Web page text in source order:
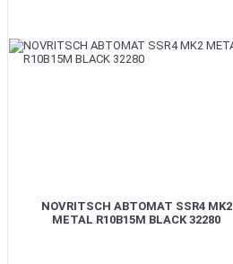
NOVRITSCH АВТОМАТ SSR4 MK2
METAL R10B15M BLACK 32280